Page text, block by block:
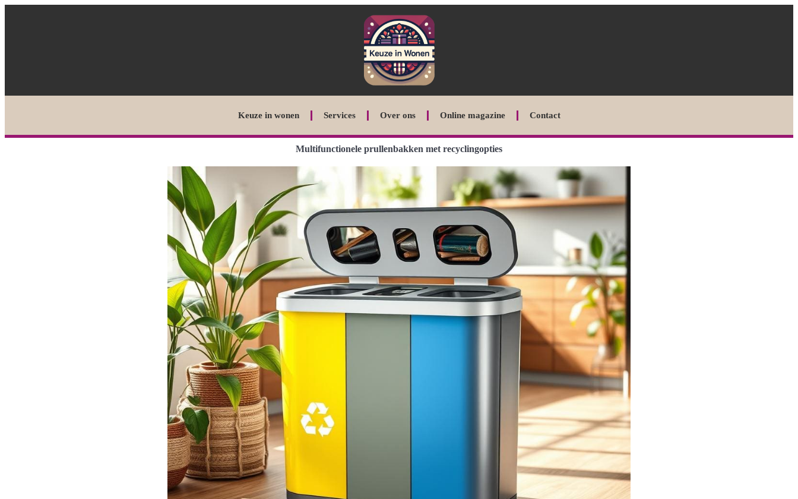
Keuze in wonen Services Over ons Online magazine Contact
Multifunctionele prullenbakken met recyclingopties